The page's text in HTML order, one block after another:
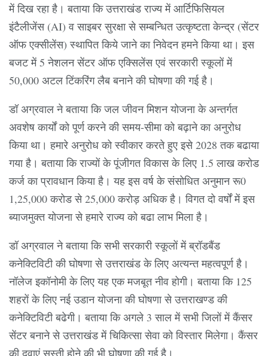
में दिख रहा है। बताया कि उत्तराखंड राज्य में आर्टिफिसियल
इंटैलीजेंस (AI) व साइबर सुरक्षा से सम्बन्धित उत्कृष्टता केन्द्र (सेंटर
ऑफ एक्सीलेंस) स्थापित किये जाने का निवेदन हमने किया था। इस
बजट में 5 नेशलन सेंटर ऑफ एक्सिलेंस एवं सरकारी स्कूलों में
50,000 अटल टिंकरिंग लैब बनाने की घोषणा की गई है।
डॉ अग्रवाल ने बताया कि जल जीवन मिशन योजना के अन्तर्गत
अवशेष कार्यों को पूर्ण करने की समय-सीमा को बढ़ाने का अनुरोध
किया था। हमारे अनुरोध को स्वीकार करते हुए इसे 2028 तक बढाया
गया है। बताया कि राज्यों के पूंजीगत विकास के लिए 1.5 लाख करोड
कर्ज का प्रावधान किया है। यह इस वर्ष के संसोधित अनुमान रू0
1,25,000 करोड से 25,000 करोड़ अधिक है। विगत दो वर्षों में इस
ब्याजमुक्त योजना से हमारे राज्य को बढा लाभ मिला है।
डॉ अग्रवाल ने बताया कि सभी सरकारी स्कूलों में ब्रॉडबैंड
कनेक्टिविटी की घोषणा से उत्तराखंड के लिए अत्यन्त महत्वपूर्ण है।
नॉलेज इकॉनोमी के लिए यह एक मजबूत नीव होगी। बताया कि 125
शहरों के लिए नई उडान योजना की घोषणा से उत्तराखण्ड की
कनेक्टिविटी बढेगी। बताया कि अगले 3 साल में सभी जिलों में कैंसर
सेंटर बनाने से उत्तराखंड में चिकित्सा सेवा को विस्तार मिलेगा। कैंसर
की दवाएं सस्ती होने की भी घोषणा की गई है।